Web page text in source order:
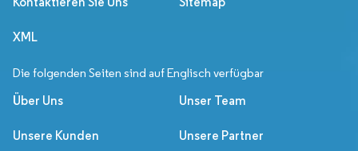
XML
Die folgenden Seiten sind auf Englisch verfügbar
Über Uns Unser Team
Unsere Kunden Unsere Partner